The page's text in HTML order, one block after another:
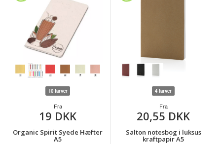
10 farver
Fra
19 DKK
Organic Spirit Syede Hæfter
A5
4 farver
Fra
20,55 DKK
Salton notesbog i luksus
kraftpapir A5